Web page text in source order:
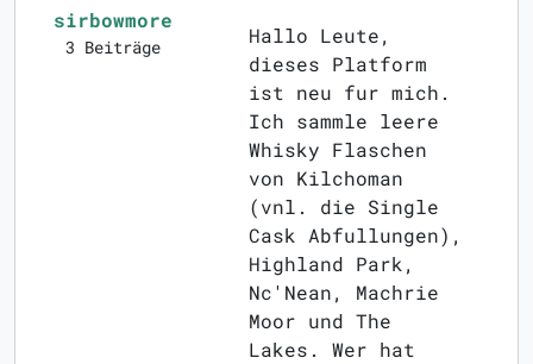
sirbowmore
3 Beiträge
Hallo Leute,
dieses Platform
ist neu fur mich.
Ich sammle leere
Whisky Flaschen
von Kilchoman
(vnl. die Single
Cask Abfullungen),
Highland Park,
Nc'Nean, Machrie
Moor und The
Lakes. Wer hat